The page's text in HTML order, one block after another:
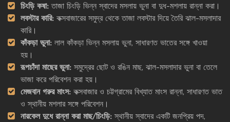
চিংড়ি কষা: তাজা চিংড়ি ভিন্ন স্বাদের মসলায় ভুনা বা দুধ-মশলায় রান্না করা।
লবস্টার কারি: কক্সবাজারের সমুদ্র থেকে তাজা লবস্টার দিয়ে তৈরি ঝাল-মসলাদার
কারি।
কাঁকড়া ভুনা: লাল কাঁকড়া ভিন্ন মসলায় ভুনা, সাধারণত ভাতের সঙ্গে খাওয়া
হয়।
রূপচাঁদা মাছের ভুনা: সমুদ্রের ছোট ও রঙিন মাছ, ঝাল-মসলাদার ভুনা বা তেলে
ভাজা করে পরিবেশন করা হয়।
মেজবান গরুর মাংস: কক্সবাজার ও চট্টগ্রামের বিখ্যাত মাংস রান্না, সাধারণত ভাত
ও স্থানীয় মশলার সঙ্গে পরিবেশন।
নারকেল দুধে রান্না করা মাছ/চিংড়ি: স্থানীয় স্বাদের একটি জনপ্রিয় পদ,